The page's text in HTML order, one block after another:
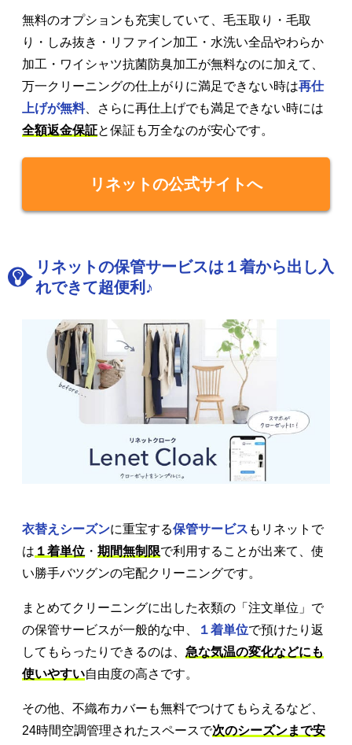
無料のオプションも充実していて、毛玉取り・毛取
り・しみ抜き・リファイン加工・水洗い全品やわらか
加工・ワイシャツ抗菌防臭加工が無料なのに加えて、
万一クリーニングの仕上がりに満足できない時は再仕
上げが無料、さらに再仕上げでも満足できない時には
全額返金保証と保証も万全なのが安心です。
リネットの公式サイトへ
リネットの保管サービスは１着から出し入
れできて超便利♪
衣替えシーズンに重宝する保管サービス もリネットで
は １着単位 ・ 期間無制限で利用することが出来て、使
い勝手バツグンの宅配クリーニングです。
まとめてクリーニングに出した衣類の「注文単位」で
の保管サービスが一般的な中、
１着単位で預けたり返
してもらったりできるのは、 急な気温の変化などにも
使いやすい自由度の高さです。
その他、不織布カバーも無料でつけてもらえるなど、
24時間空調管理されたスペースで次のシーズンまで安